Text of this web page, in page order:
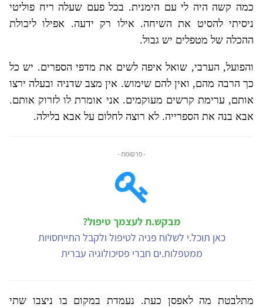
כמה קשה היה לי עם הימנית. בכל פעם שעלה ריח פוליטי
ניסיתי להסיט את השיחה. אילו רק ידעה. אפילו ליכולת
ההכלה של מטפלים יש גבול.
והפועל, הערבי, שואל איפה לשים את מדפי הספרים. יש כל
כך הרבה מהם, ואין להם שימוש. אין מצב שדניה ובעלה ירצו
אותם, ערימת קרשים מעוקמים. אני אומרת לו לזרוק אותם.
אבא בנה את הספרייה. לא רוצה לחלום על אבא בלילה.
- פרסומת -
מבקש.ת לעצמך טיפול?
כאן תוכל.י לשלוח פניה לטיפול ולקבל התייחסויות
ממטפלות.ים חברי פסיכולוגיה עברית
מתלבטת מה לאפסן כעת. נעמדת במקום בו ניצבו שתי